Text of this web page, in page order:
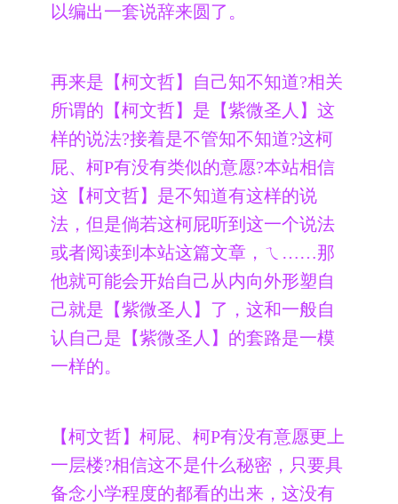
以编出一套说辞来圆了。
再来是【柯文哲】自己知不知道?相关
所谓的【柯文哲】是【紫微圣人】这
样的说法?接着是不管知不知道?这柯
屁、柯P有没有类似的意愿?本站相信
这【柯文哲】是不知道有这样的说
法，但是倘若这柯屁听到这一个说法
或者阅读到本站这篇文章，ㄟ……那
他就可能会开始自己从内向外形塑自
己就是【紫微圣人】了，这和一般自
认自己是【紫微圣人】的套路是一模
一样的。
【柯文哲】柯屁、柯P有没有意愿更上
一层楼?相信这不是什么秘密，只要具
备念小学程度的都看的出来，这没有